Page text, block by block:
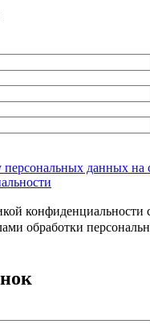
персональных данных на
конфиденциальности
обработки